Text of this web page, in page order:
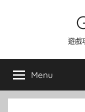
遊戲
Menu